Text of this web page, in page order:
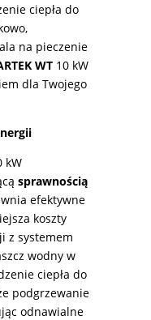
ciepła do
na pieczenie
WT10 kW
dla Twojego
kW
sprawnością
efektywne
koszty
z systemem
wodny w
ciepła do
podgrzewanie
odnawialne